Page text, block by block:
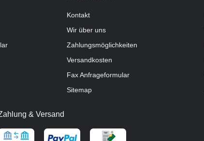
Kontakt
Wir über uns
Zahlungsmöglichkeiten
Versandkosten
Fax Anfrageformular
Sitemap
& Versand